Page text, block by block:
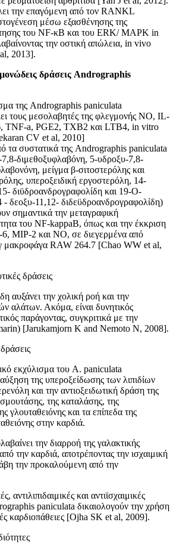
την επαγόμενη από τον RANKL
μέσω εξασθένησης της
του NF-κB και του ERK/ MAPK in
την οστική απώλεια, in vivo
2013].
δράσεις Andrographis
της Andrographis paniculata
τους μεσολαβητές της φλεγμονής ΝΟ, IL-
TNF-a, PGE2, TXB2 και LTB4, in vitro
CV et al, 2010]
τα συστατικά της Andrographis paniculata
διμεθοξυφλαβόνη, 5-υδροξυ-7,8-
μείγμα β-σιτοστερόλης και
υπεροξειδική εργοστερόλη, 14-
διϋδροανδρογραφολίδη και 19-O-
- δεοξυ-11,12- διδεϋδροανδρογραφολίδη)
σημαντικά την μεταγραφική
του NF-kappaB, όπως και την έκκριση
MIP-2 και ΝΟ, σε διεγερμένα από
μακροφάγα RAW 264.7 [Chao WW et al,
δράσεις
αυξάνει την χολική ροή και την
αλάτων. Ακόμα, είναι δυνητικός
παράγοντας, συγκριτικά με την
[Jarukamjorn K and Nemoto N, 2008].
εκχύλισμα του A. paniculata
της υπεροξείδωσης των λιπιδίων
και την αντιοξειδωτική δράση της
της καταλάσης, της
γλουταθειόνης και τα επίπεδα της
στην καρδιά.
την διαρροή της γαλακτικής
την καρδιά, αποτρέποντας την ισχαιμική
την προκαλούμενη από την
αντιλιπιδαιμικές και αντιϊσχαιμικές
paniculata δικαιολογούν την χρήση
καρδιοπάθειες [Ojha SK et al, 2009].